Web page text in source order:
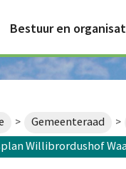
Bestuur en
> Gemeenteraad >
Willibrordushof